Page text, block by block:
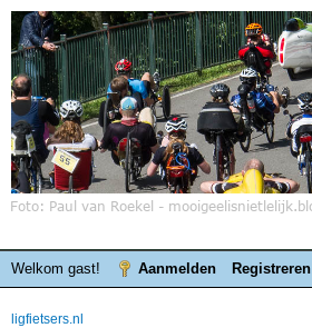
Welkom gast! Aanmelden Registreren
ligfietsers.nl